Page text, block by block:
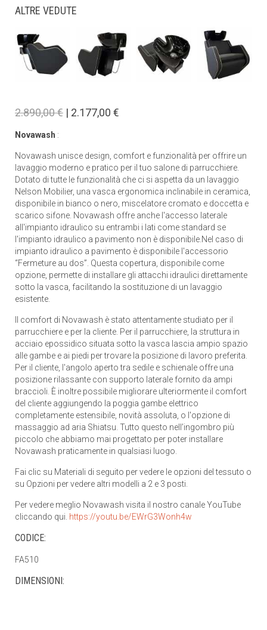
ALTRE VEDUTE
2.890,00 € | 2.177,00 €
Novawash :
Novawash unisce design, comfort e funzionalità per offrire un
lavaggio moderno e pratico per il tuo salone di parrucchiere.
Dotato di tutte le funzionalità che ci si aspetta da un lavaggio
Nelson Mobilier, una vasca ergonomica inclinabile in ceramica,
disponibile in bianco o nero, miscelatore cromato e doccetta e
scarico sifone. Novawash offre anche l'accesso laterale
all'impianto idraulico su entrambi i lati come standard se
l'impianto idraulico a pavimento non è disponibile.Nel caso di
impianto idraulico a pavimento è disponibile l'accessorio
“Fermeture au dos”. Questa copertura, disponibile come
opzione, permette di installare gli attacchi idraulici direttamente
sotto la vasca, facilitando la sostituzione di un lavaggio
esistente.
Il comfort di Novawash è stato attentamente studiato per il
parrucchiere e per la cliente. Per il parrucchiere, la struttura in
acciaio epossidico situata sotto la vasca lascia ampio spazio
alle gambe e ai piedi per trovare la posizione di lavoro preferita.
Per il cliente, l'angolo aperto tra sedile e schienale offre una
posizione rilassante con supporto laterale fornito da ampi
braccioli. È inoltre possibile migliorare ulteriormente il comfort
del cliente aggiungendo la poggia gambe elettrico
completamente estensibile, novità assoluta, o l'opzione di
massaggio ad aria Shiatsu. Tutto questo nell’ingombro più
piccolo che abbiamo mai progettato per poter installare
Novawash praticamente in qualsiasi luogo.
Fai clic su Materiali di seguito per vedere le opzioni del tessuto o
su Opzioni per vedere altri modelli a 2 e 3 posti.
Per vedere meglio Novawash visita il nostro canale YouTube
cliccando qui. https://youtu.be/EWrG3Wonh4w
CODICE:
FA510
DIMENSIONI: